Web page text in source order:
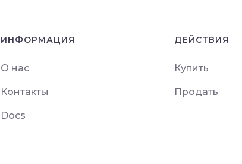
ИНФОРМАЦИЯ
О нас
Контакты
Docs
ДЕЙСТВИЯ
Купить
Продать